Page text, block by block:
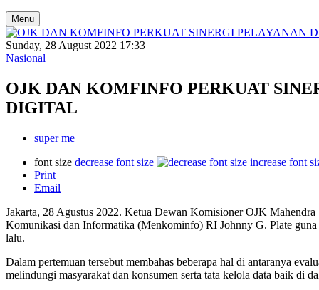
Menu
Sunday, 28 August 2022 17:33
Nasional
OJK DAN KOMFINFO PERKUAT
DIGITAL
super me
font size decrease font size
increase font
Print
Email
Jakarta, 28 Agustus 2022. Ketua Dewan Komisioner OJK
Komunikasi dan Informatika (Menkominfo) RI Johnny G. Plate
lalu.
Dalam pertemuan tersebut membahas beberapa hal di antaranya
melindungi masyarakat dan konsumen serta tata kelola data baik di